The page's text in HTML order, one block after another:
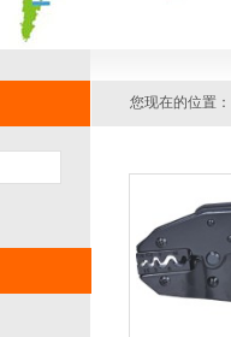
您现在的位置：